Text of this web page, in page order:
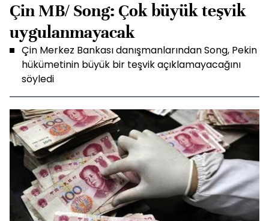
Çin MB/ Song: Çok büyük teşvik
uygulanmayacak
Çin Merkez Bankası danışmanlarından Song, Pekin
hükümetinin büyük bir teşvik açıklamayacağını
söyledi